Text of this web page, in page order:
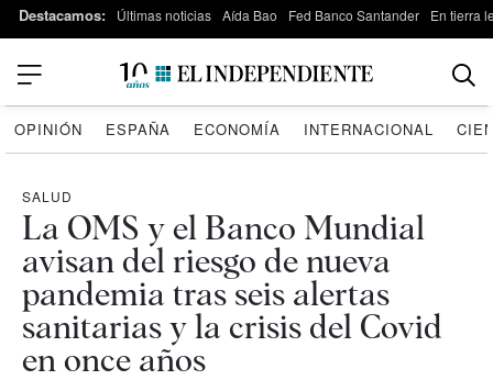
Destacamos: Últimas noticias Aída Bao Fed Banco Santander En tierra
OPINIÓN ESPAÑA ECONOMÍA INTERNACIONAL
SALUD
La OMS y el Banco Mundial
avisan del riesgo de nueva
pandemia tras seis alertas
sanitarias y la crisis del Covid
en once años